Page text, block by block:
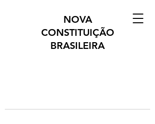
NOVA
CONSTITUIÇÃO
BRASILEIRA